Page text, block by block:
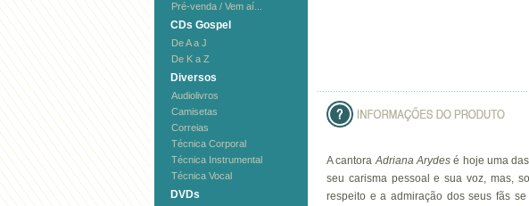
Pré-venda / Vem aí...
CDs Gospel
De A a J
De K a Z
Diversos
Audiolivros
Camisetas
Correias
Técnica Corporal
Técnica Instrumental
Técnica Vocal
DVDs
A cantoraAdriana Arydesé hoje uma
seu carisma pessoal e sua voz, mas,
respeito e a admiração dos seus fãs